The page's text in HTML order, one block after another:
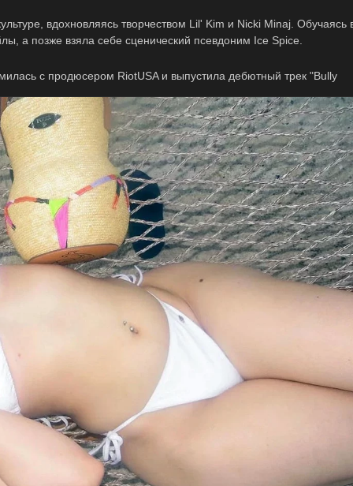
вдохновляясь творчеством Lil' Kim и Nicki Minaj. Обучаясь
а позже взяла себе сценический псевдоним Ice Spice.
с продюсером RiotUSA и выпустила дебютный трек "Bully
и Capitol Records, а в начале 2023 выпустила мини-альбом
и Nicki Minaj. В июле 2024 года состоялся релиз её
самобытным стилем и влиянием на молодое поколение
критиками, а сама исполнительница получила премию MTV